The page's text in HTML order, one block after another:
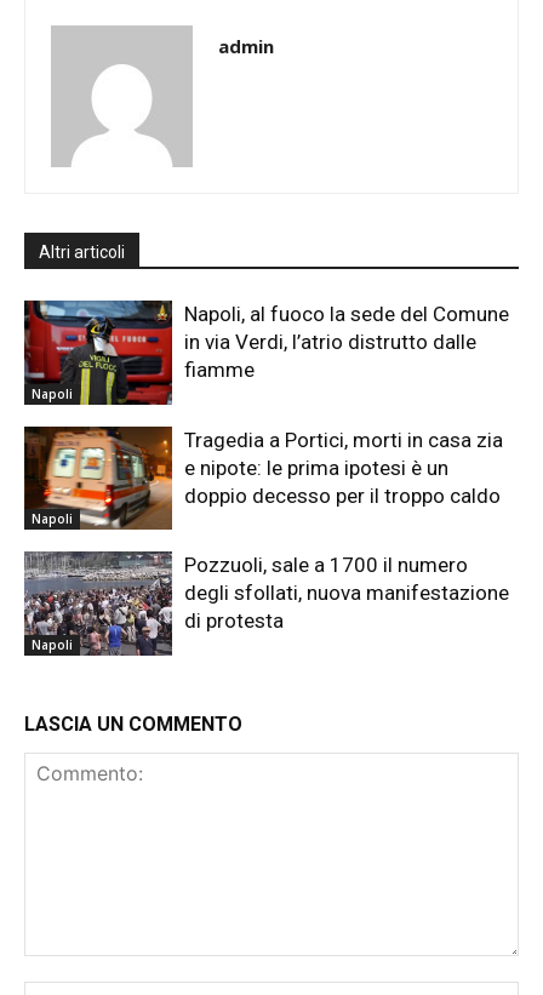
admin
Altri articoli
Napoli
Napoli, al fuoco la sede del Comune
in via Verdi, l’atrio distrutto dalle
fiamme
Napoli
Tragedia a Portici, morti in casa zia
e nipote: le prima ipotesi è un
doppio decesso per il troppo caldo
Napoli
Pozzuoli, sale a 1700 il numero
degli sfollati, nuova manifestazione
di protesta
LASCIA UN COMMENTO